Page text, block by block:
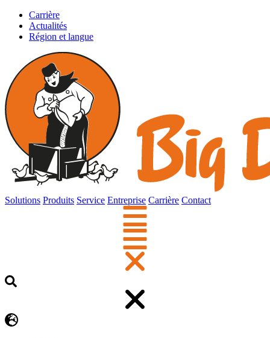
Carrière
Actualités
Région et langue
Solutions Produits Service Entreprise Carrière Contact